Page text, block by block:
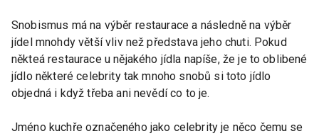
Snobismus má na výběr restaurace a následně na výběr
jídel mnohdy větší vliv než představa jeho chuti. Pokud
někteá restaurace u nějakého jídla napíše, že je to oblibené
jídlo některé celebrity tak mnoho snobů si toto jídlo
objedná i když třeba ani nevědí co to je.
Jméno kuchře označeného jako celebrity je něco čemu se